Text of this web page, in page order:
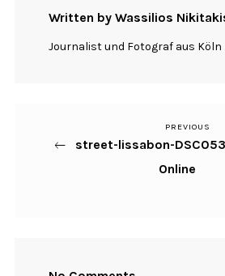
Written by Wassilios
Journalist und Fotograf aus Köln
Beitragsnavigation
Previous
Post
PREVIOUS
street-lissabon-
Online